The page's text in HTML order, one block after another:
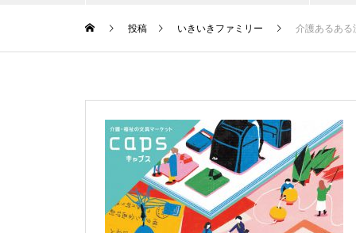
投稿 いきいきファミリー 介護あるある